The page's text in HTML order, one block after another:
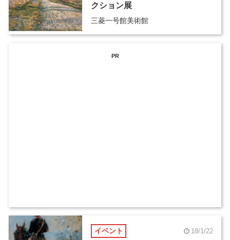
クション展
三菱一号館美術館
PR
イベント 18/1/22